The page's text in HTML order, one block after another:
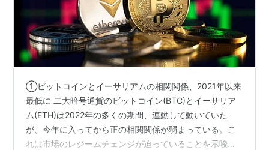
①ビットコインとイーサリアムの相関関係、2021年以来
最低に 二大暗号通貨のビットコイン(BTC)とイーサリア
ム(ETH)は2022年の多くの期間、連動して動いていた
が、今年に入ってから正の相関関係が弱まっている。こ
れは市場のレジームチェンジが迫っていることを示唆し